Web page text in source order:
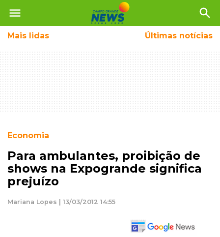
menu search
Mais lidas Últimas notícias
Economia
Para ambulantes, proibição de
shows na Expogrande significa
prejuízo
Mariana Lopes | 13/03/2012 14:55